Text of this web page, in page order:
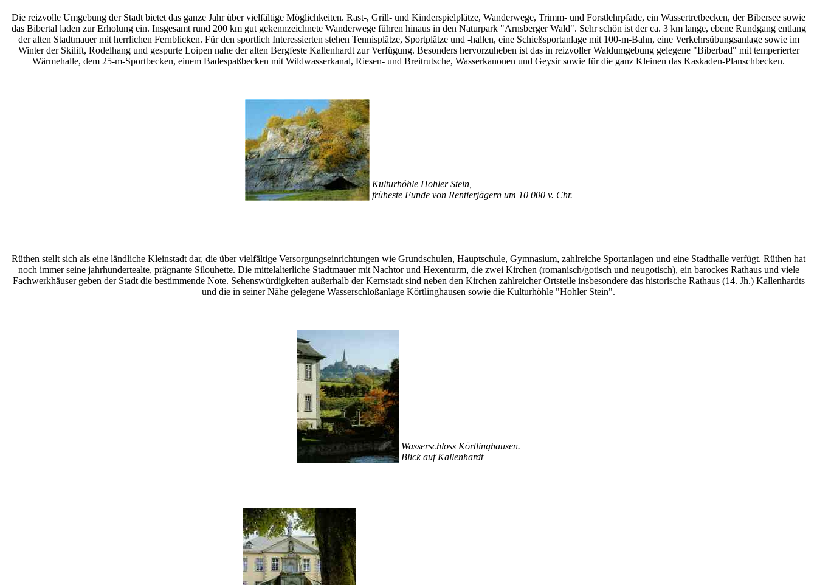
Die reizvolle Umgebung der Stadt bietet das ganze Jahr über vielfältige Möglichkeiten. Rast-, Grill- und Kinderspielplätze, Wanderwege, Trimm- und Forstlehrpfade, ein Wassertretbecken, der Bibersee sowie
das Bibertal laden zur Erholung ein. Insgesamt rund 200 km gut gekennzeichnete Wanderwege führen hinaus in den Naturpark "Arnsberger Wald". Sehr schön ist der ca. 3 km lange, ebene Rundgang entlang
der alten Stadtmauer mit herrlichen Fernblicken. Für den sportlich Interessierten stehen Tennisplätze, Sportplätze und -hallen, eine Schießsportanlage mit 100-m-Bahn, eine Verkehrsübungsanlage sowie im
Winter der Skilift, Rodelhang und gespurte Loipen nahe der alten Bergfeste Kallenhardt zur Verfügung. Besonders hervorzuheben ist das in reizvoller Waldumgebung gelegene "Biberbad" mit temperierter
Wärmehalle, dem 25-m-Sportbecken, einem Badespaßbecken mit Wildwasserkanal, Riesen- und Breitrutsche, Wasserkanonen und Geysir sowie für die ganz Kleinen das Kaskaden-Planschbecken.
Kulturhöhle Hohler Stein,
früheste Funde von Rentierjägern um 10 000 v. Chr.
Rüthen stellt sich als eine ländliche Kleinstadt dar, die über vielfältige Versorgungseinrichtungen wie Grundschulen, Hauptschule, Gymnasium, zahlreiche Sportanlagen und eine Stadthalle verfügt. Rüthen hat
noch immer seine jahrhundertealte, prägnante Silouhette. Die mittelalterliche Stadtmauer mit Nachtor und Hexenturm, die zwei Kirchen (romanisch/gotisch und neugotisch), ein barockes Rathaus und viele
Fachwerkhäuser geben der Stadt die bestimmende Note. Sehenswürdigkeiten außerhalb der Kernstadt sind neben den Kirchen zahlreicher Ortsteile insbesondere das historische Rathaus (14. Jh.) Kallenhardts
und die in seiner Nähe gelegene Wasserschloßanlage Körtlinghausen sowie die Kulturhöhle "Hohler Stein".
Wasserschloss Körtlinghausen.
Blick auf Kallenhardt